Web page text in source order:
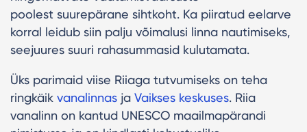
poolest suurepärane sihtkoht. Ka piiratud eelarve
korral leidub siin palju võimalusi linna nautimiseks,
seejuures suuri rahasummasid kulutamata.
Üks parimaid viise Riiaga tutvumiseks on teha
ringkäik vanalinnas ja Vaikses keskuses. Riia
vanalinn on kantud UNESCO maailmapärandi